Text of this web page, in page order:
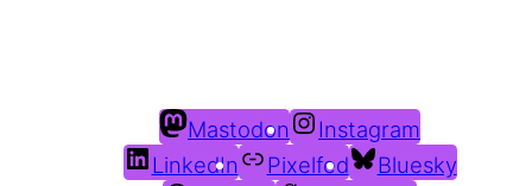
Mastodon
Instagram
LinkedIn
Pixelfed
Bluesky